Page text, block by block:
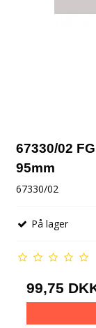
67330/02
95mm
67330/02
På lager
99,75